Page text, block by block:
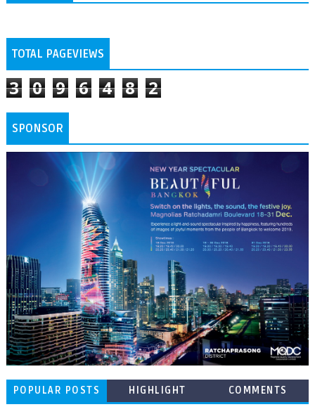
TOTAL PAGEVIEWS
3 0 9 6 4 8 2
SPONSOR
POPULAR POSTS HIGHLIGHT COMMENTS